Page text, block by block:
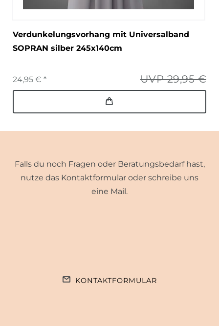
Verdunkelungsvorhang mit Universalband
SOPRAN silber 245x140cm
UVP 29,95 €
24,95 € *
Falls du noch Fragen oder Beratungsbedarf hast,
nutze das Kontaktformular oder schreibe uns
eine Mail.
KONTAKTFORMULAR